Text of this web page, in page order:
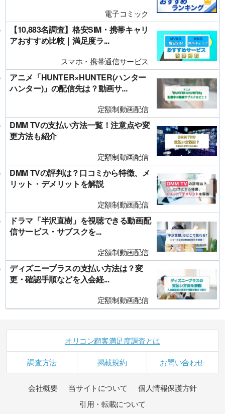
電子コミック
【10,883名調査】格安SIM・携帯キャリ
アおすすめ比較｜満足度ラ...
スマホ・携帯通信サービス
アニメ「HUNTER×HUNTER(ハンター
ハンター)」の配信先は？動画サ...
定額制動画配信
DMM TVの支払い方法一覧！注意点や変
更方法も紹介
定額制動画配信
DMM TVの評判は？口コミから特徴、メ
リット・デメリットを解説
定額制動画配信
ドラマ「半沢直樹」を視聴できる動画配
信サービス・サブスクを...
定額制動画配信
ディズニープラスの支払い方法は？変
更・確認手順などを入会経...
定額制動画配信
オリコン顧客満足度調査とは
調査方法 掲載規約 お問い合わせ
会社概要 当サイトについて
個人情報保護方針
引用・転載について